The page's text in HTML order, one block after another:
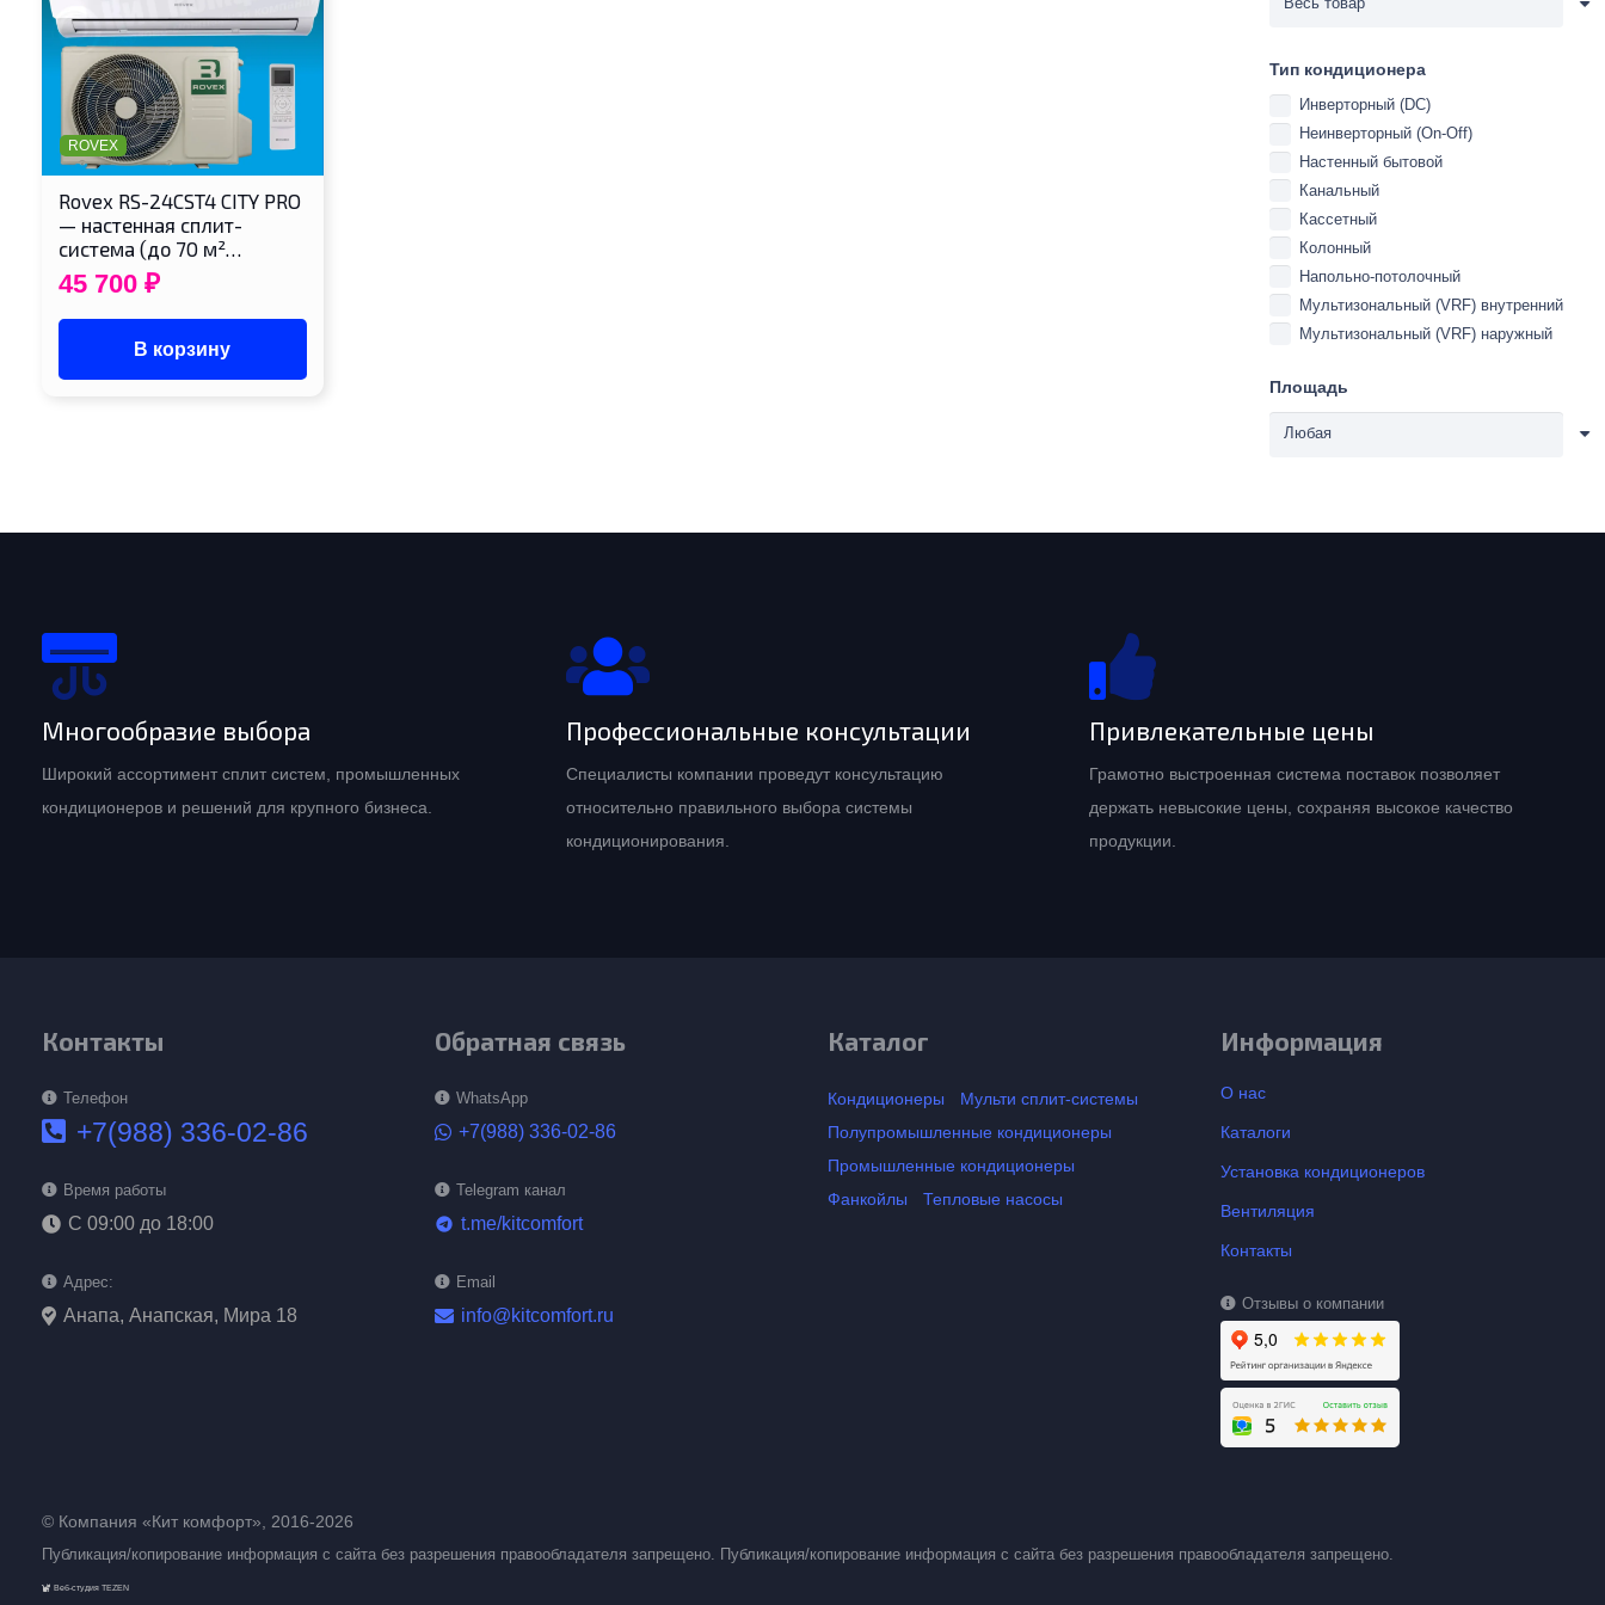
ROVEX
Rovex RS-24CST4 CITY PRO
— настенная сплит-
система (до 70 м²…
45 700 ₽
В корзину
Тип кондиционера
Инверторный (DC)
Неинверторный (On-Off)
Настенный бытовой
Канальный
Кассетный
Колонный
Напольно-потолочный
Мультизональный (VRF) внутренний
Мультизональный (VRF) наружный
Площадь
Многообразие выбора
Широкий ассортимент сплит систем, промышленных
кондиционеров и решений для крупного бизнеса.
Профессиональные консультации
Специалисты компании проведут консультацию
относительно правильного выбора системы
кондиционирования.
Привлекательные цены
Грамотно выстроенная система поставок позволяет
держать невысокие цены, сохраняя высокое качество
продукции.
Контакты
Телефон
+7(988) 336-02-86
Время работы
С 09:00 до 18:00
Адрес:
Анапа, Анапская, Мира 18
Обратная связь
WhatsApp
+7(988) 336-02-86
Telegram канал
telegram t.me/kitcomfort
Email
info@kitcomfort.ru
Каталог
Кондиционеры
Мульти сплит-системы
Полупромышленные кондиционеры
Промышленные кондиционеры
Фанкойлы
Тепловые насосы
Информация
О нас
Каталоги
Установка кондиционеров
Вентиляция
Контакты
Отзывы о компании
© Компания «Кит комфорт», 2016-2026
Публикация/копирование информация с сайта без разрешения правообладателя запрещено. Публикация/копирование информация с сайта без разрешения правообладателя запрещено.
Веб-студия TEZEN